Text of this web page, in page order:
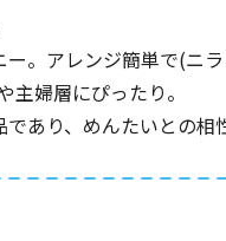
。アレンジ簡単で(ニ
婦層にぴったり。
あり、めんたいとの相